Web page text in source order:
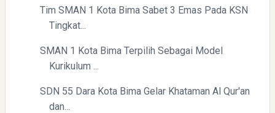
Kepatuhan Pajak
Tim SMAN 1 Kota Bima Sabet 3 Emas Pada KSN
Tingkat...
SMAN 1 Kota Bima Terpilih Sebagai Model
Kurikulum ...
SDN 55 Dara Kota Bima Gelar Khataman Al Qur'an
dan...